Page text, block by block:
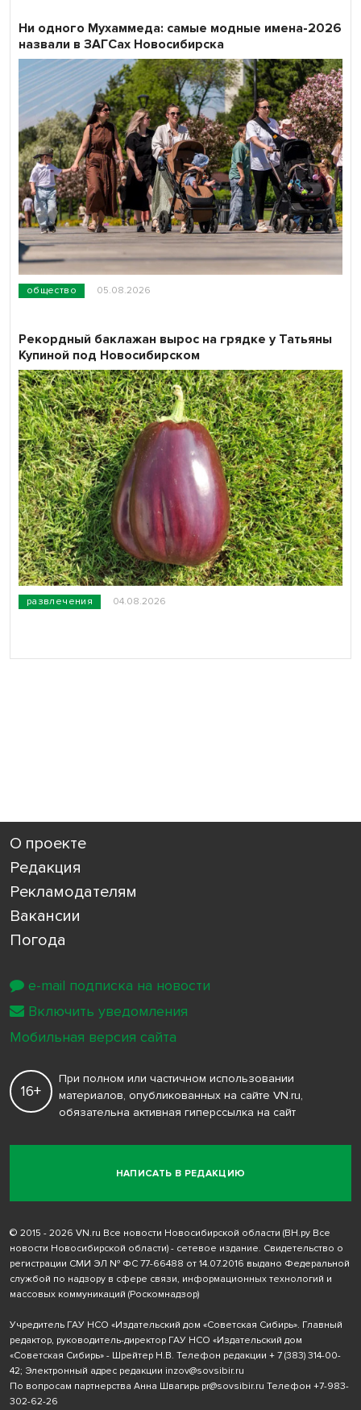
общество 05.08.2026
Ни одного Мухаммеда: самые модные имена-2026
назвали в ЗАГСах Новосибирска
развлечения 04.08.2026
Рекордный баклажан вырос на грядке у Татьяны
Купиной под Новосибирском
О проекте
Редакция
Рекламодателям
Вакансии
Погода
НАПИСАТЬ В РЕДАКЦИЮ
16+
При полном или частичном использовании
материалов, опубликованных на сайте VN.ru,
обязательна активная гиперссылка на сайт
© 2015 - 2026 VN.ru Все новости Новосибирской области (ВН.ру Все
новости Новосибирской области) - сетевое издание. Свидетельство о
регистрации СМИ ЭЛ № ФС 77-66488 от 14.07.2016 выдано Федеральной
службой по надзору в сфере связи, информационных технологий и
массовых коммуникаций (Роскомнадзор)
Учредитель ГАУ НСО «Издательский дом «Советская Сибирь». Главный
редактор, руководитель-директор ГАУ НСО «Издательский дом
«Советская Сибирь» - Шрейтер Н.В. Телефон редакции + 7 (383) 314-00-
42; Электронный адрес редакции inzov@sovsibir.ru
По вопросам партнерства Анна Швагирь pr@sovsibir.ru Телефон +7-983-
302-62-26
e-mail подписка на новости
Включить уведомления
Мобильная версия сайта